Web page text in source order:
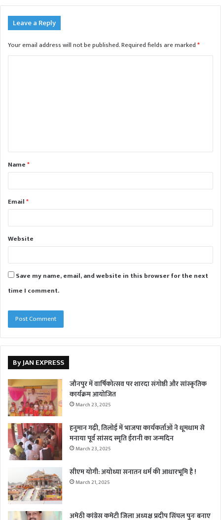
Leave a Reply
Your email address will not be published.Required fields are marked*
t
*Name*
Email*
Website
Save my name, email, and website in this browser for the next
time I comment.
By JAN EXPRESS
जौनपुर में वार्षिकोत्सव पर शारदा संगोष्ठी और सांस्कृतिक
कार्यक्रम आयोजित
March 23, 2025
हनुमान गढ़ी, तिलोई में भाजपा कार्यकर्ताओं ने धूमधाम से
मनाया पूर्व सांसद स्मृति ईरानी का जन्मदिन
March 23, 2025
सीएम योगी: अयोध्या सनातन धर्म की आधारभूमि है !
March 21, 2025
अमेठी कांग्रेस कमेटी जिला अध्यक्ष प्रदीप सिंघल पुनः बनाए